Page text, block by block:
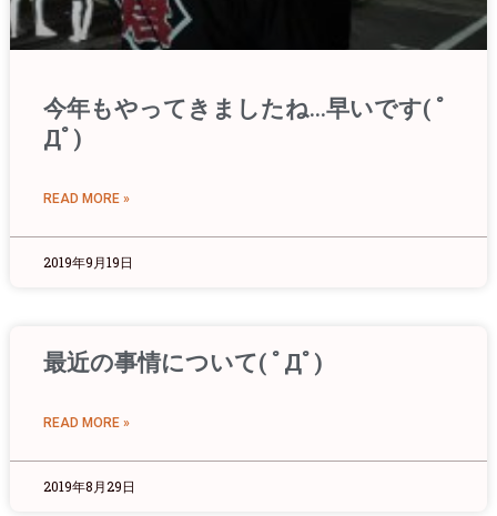
今年もやってきましたね…早いです( ﾟ
Дﾟ)
READ MORE »
2019年9月19日
最近の事情について( ﾟДﾟ)
READ MORE »
2019年8月29日